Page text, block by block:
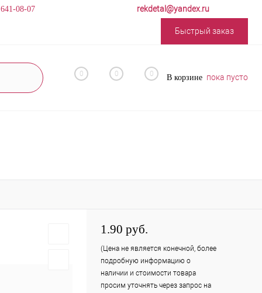
08-07 rekdetal@yandex.ru
Быстрый заказ
0 0 0 В корзине пока пусто
1.90 руб.
(Цена не является конечной, более
подробную информацию о
наличии и стоимости товара
просим уточнять через запрос на